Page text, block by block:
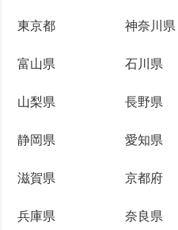
東京都 神奈川県
富山県 石川県
山梨県 長野県
静岡県 愛知県
滋賀県 京都府
兵庫県 奈良県